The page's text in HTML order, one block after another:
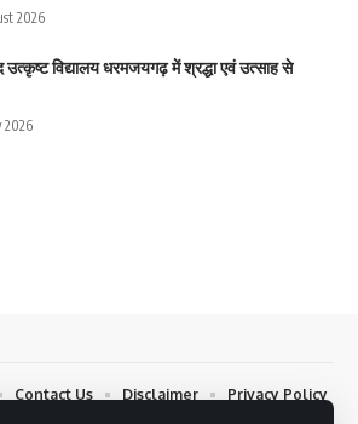
2026
उत्कृष्ट विद्यालय धरमजयगढ़ में श्रद्धा एवं उत्साह से
2026
Contact Us Disclaimer Privacy Policy